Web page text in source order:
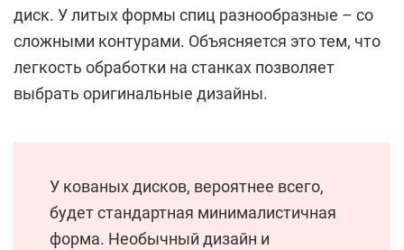
диск. У литых формы спиц разнообразные – со
сложными контурами. Объясняется это тем, что
легкость обработки на станках позволяет
выбрать оригинальные дизайны.
У кованых дисков, вероятнее всего,
будет стандартная минималистичная
форма. Необычный дизайн и